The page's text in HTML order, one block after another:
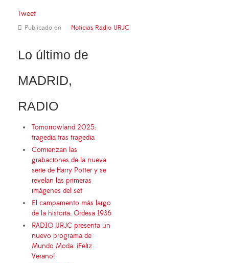
Tweet
Publicado en Noticias Radio URJC
Lo último de
MADRID,
RADIO
Tomorrowland 2025:
tragedia tras tragedia
Comienzan las
grabaciones de la nueva
serie de Harry Potter y se
revelan las primeras
imágenes del set
El campamento más largo
de la historia: Ordesa 1936
RADIO URJC presenta un
nuevo programa de
Mundo Moda: ¡Feliz
Verano!